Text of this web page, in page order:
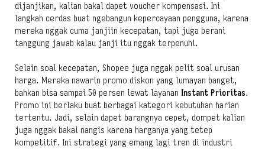
dijanjikan, kalian bakal dapet voucher kompensasi. Ini
langkah cerdas buat ngebangun kepercayaan pengguna, karena
mereka nggak cuma janjiin kecepatan, tapi juga berani
tanggung jawab kalau janji itu nggak terpenuhi.
Selain soal kecepatan, Shopee juga nggak pelit soal urusan
harga. Mereka nawarin promo diskon yang lumayan banget,
bahkan bisa sampai 50 persen lewat layanan Instant Prioritas.
Promo ini berlaku buat berbagai kategori kebutuhan harian
tertentu. Jadi, selain dapet barangnya cepet, dompet kalian
juga nggak bakal nangis karena harganya yang tetep
kompetitif. Ini strategi yang emang lagi tren di industri